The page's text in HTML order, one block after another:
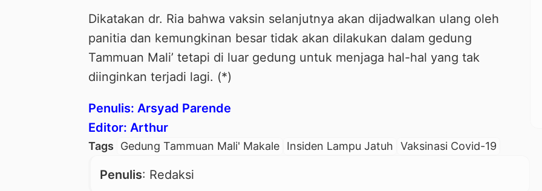
Dikatakan dr. Ria bahwa vaksin selanjutnya akan dijadwalkan ulang oleh
panitia dan kemungkinan besar tidak akan dilakukan dalam gedung
Tammuan Mali’ tetapi di luar gedung untuk menjaga hal-hal yang tak
diinginkan terjadi lagi. (*)
Penulis: Arsyad Parende
Editor: Arthur
Tags Gedung Tammuan Mali' Makale Insiden Lampu Jatuh Vaksinasi Covid-19
Penulis: Redaksi